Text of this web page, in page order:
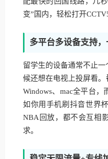
变”国内，轻松打开
多平台多设备支持
留学生的设备通常不止
候还想在电视上投屏看。
Windows、mac全平台
如你用手机刷抖音世界
NBA回放，都不会互相
求。